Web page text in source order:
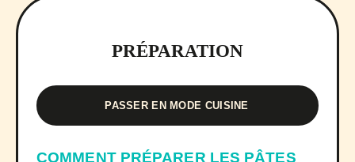
PRÉPARATION
PASSER EN MODE CUISINE
COMMENT PRÉPARER LES PÂTES